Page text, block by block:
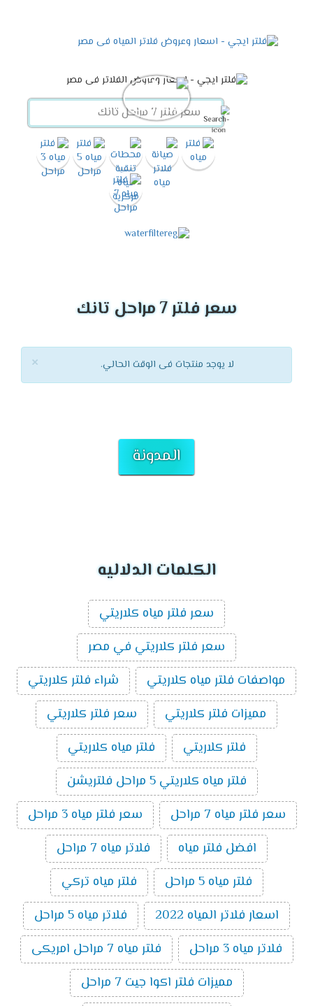
سعر فلتر 7 مراحل تانك
× لا يوجد منتجات فى الوقت الحالي.
المدونة
الكلمات الدلاليه
سعر فلتر مياه كلاريتي
سعر فلتر كلاريتي في مصر
مواصفات فلتر مياه كلاريتي
شراء فلتر كلاريتي
مميزات فلتر كلاريتي
سعر فلتر كلاريتي
فلتر كلاريتي
فلتر مياه كلاريتي
فلتر مياه كلاريتي 5 مراحل فلتريشن
سعر فلتر مياه 7 مراحل
سعر فلتر مياه 3 مراحل
افضل فلتر مياه
فلاتر مياه 7 مراحل
فلتر مياه 5 مراحل
فلتر مياه تركي
اسعار فلاتر المياه 2022
فلاتر مياه 5 مراحل
فلاتر مياه 3 مراحل
فلتر مياه 7 مراحل امريكى
مميزات فلتر اكوا جيت 7 مراحل